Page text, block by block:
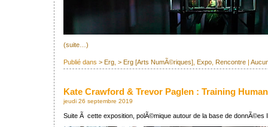
(suite…)
Publié dans > Erg > Erg [Arts NumÃ©riques] Expo Rencontre |
Kate Crawford & Trevor Paglen : Training
jeudi 26 septembre 2019
Suite Ã cette exposition, polÃ©mique autour de la base de donnÃ©es